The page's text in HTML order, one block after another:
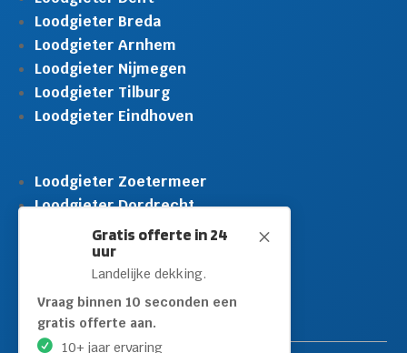
M
Gratis offerte in 24
uur
Landelijke dekking.
Vraag binnen 10 seconden een
gratis offerte aan.
10+ jaar ervaring
Loodgieter Breda
Loodgieter Arnhem
Loodgieter Nijmegen
Loodgieter Tilburg
Loodgieter Eindhoven
Loodgieter Zoetermeer
Loodgieter Dordrecht
Loodgieter Rijswijk
Loodgieter Schiedam
Loodgieter Leidschendam
Loodgieter Hilversum